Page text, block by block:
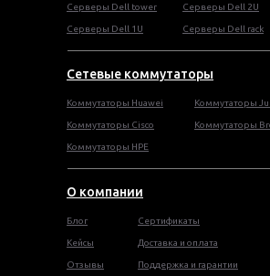
О компании
Сетевые коммутаторы
Cерверы Dell tower
Серверы Dell 1U
Серверы Dell 2U
Серверы Dell rack
Блог
Кейсы
Отзывы
Сертификаты
Доставка и оплата
Поддержка и гарантии
Коммутаторы Huawei
Коммутаторы Cisco
Коммутаторы HPE
Коммутаторы
Коммутаторы